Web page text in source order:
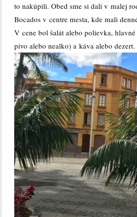
to nakúpili. Obed sme si dali v malej
Bocados v centre mesta, kde mali
V cene bol šalát alebo polievka,
pivo alebo nealko) a káva alebo dezert.